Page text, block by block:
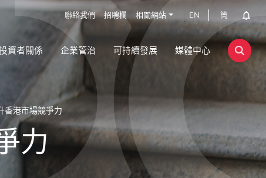
聯絡我們 招聘欄 相關網站 EN 簡
資者關係 企業管治 可持續發展 媒體中心
香港市場競爭力
力